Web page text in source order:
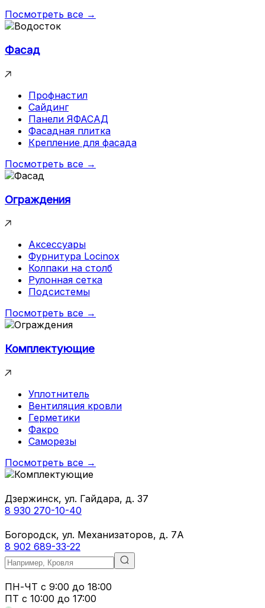
Посмотреть все →
Фасад
Профнастил
Сайдинг
Панели ЯФАСАД
Фасадная плитка
Крепление для фасада
Посмотреть все →
Ограждения
Аксессуары
Фурнитура Locinox
Колпаки на столб
Рулонная сетка
Подсистемы
Посмотреть все →
Комплектующие
Уплотнитель
Вентиляция кровли
Герметики
Факро
Саморезы
Посмотреть все →
Дзержинск, ул. Гайдара, д. 37
8 930 270-10-40
Богородск, ул. Механизаторов, д. 7А
8 902 689-33-22
ПН-ЧТ с 9:00 до 18:00
ПТ с 10:00 до 17:00